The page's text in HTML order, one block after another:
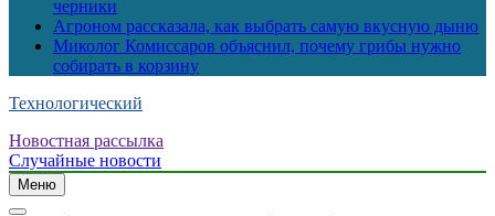
черники
Агроном рассказала, как выбрать самую вкусную дыню
Миколог Комиссаров объяснил, почему грибы нужно
собирать в корзину
Технологический
Новостная рассылка
Случайные новости
Меню